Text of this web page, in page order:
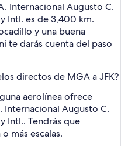
Internacional Augusto C.
Intl. es de 3,400 km.
y una buena
te darás cuenta del paso
directos de MGA a JFK?
aerolínea ofrece
Internacional Augusto C.
Intl.. Tendrás que
más escalas.